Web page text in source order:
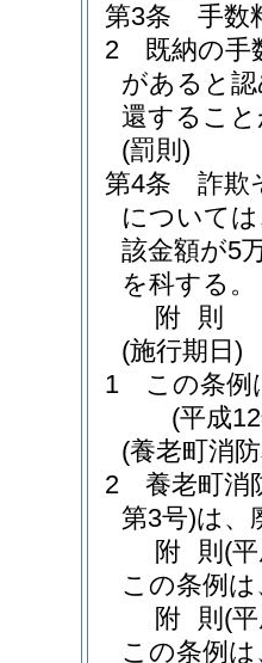
第3条
手数
2
既納の手
があると
還するこ
(罰則)
第4条
詐欺
について
該金額が5
を科する。
附 則
(施行期日)
1
この条例
(平成
(養老町消
2
養老町消
第3号)は、
附 則 (
この条例
附 則 (
この条例